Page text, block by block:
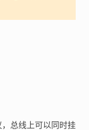
，总线上可以同时挂